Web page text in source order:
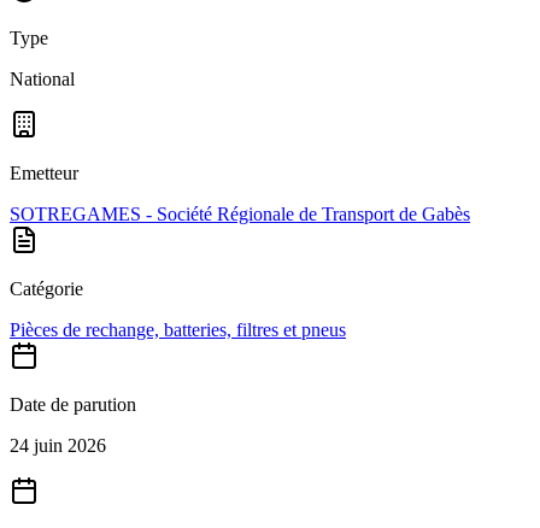
Type
National
Emetteur
SOTREGAMES - Société Régionale de Transport de Gabès
Catégorie
Pièces de rechange, batteries, filtres et pneus
Date de parution
24 juin 2026